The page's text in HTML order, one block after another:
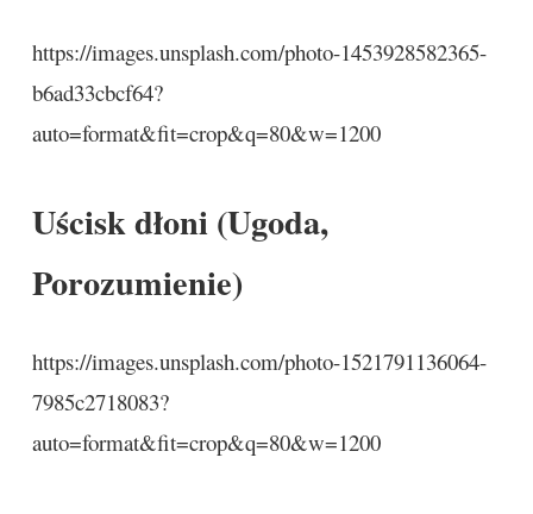
https://images.unsplash.com/photo-1453928582365-
b6ad33cbcf64?
auto=format&fit=crop&q=80&w=1200
Uścisk dłoni (Ugoda,
Porozumienie)
https://images.unsplash.com/photo-1521791136064-
7985c2718083?
auto=format&fit=crop&q=80&w=1200